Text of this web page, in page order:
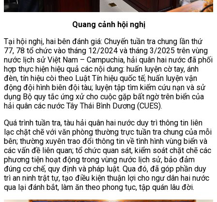
Quang cảnh hội nghị
Tại hội nghị, hai bên đánh giá: Chuyến tuần tra chung lần thứ
77, 78 tổ chức vào tháng 12/2024 và tháng 3/2025 trên vùng
nước lịch sử Việt Nam – Campuchia, hải quân hai nước đã phối
hợp thực hiện hiệu quả các nội dung: huấn luyện cờ tay, ánh
đèn, tín hiệu còi theo Luật Tín hiệu quốc tế; huấn luyện vận
động đội hình biên đội tàu; luyện tập tìm kiếm cứu nạn và sử
dụng Bộ quy tắc ứng xử cho cuộc gặp bất ngờ trên biển của
hải quân các nước Tây Thái Bình Dương (CUES).
Quá trình tuần tra, tàu hải quân hai nước duy trì thông tin liên
lạc chặt chẽ với văn phòng thường trực tuần tra chung của mỗi
bên; thường xuyên trao đổi thông tin về tình hình vùng biển và
các vấn đề liên quan; tổ chức quan sát, kiểm soát chặt chẽ các
phương tiện hoạt động trong vùng nước lịch sử, bảo đảm
đúng cơ chế, quy định và pháp luật. Qua đó, đã góp phần duy
trì an ninh trật tự, tạo điều kiện thuận lợi cho ngư dân hai nước
qua lại đánh bắt, làm ăn theo phong tục, tập quán lâu đời.